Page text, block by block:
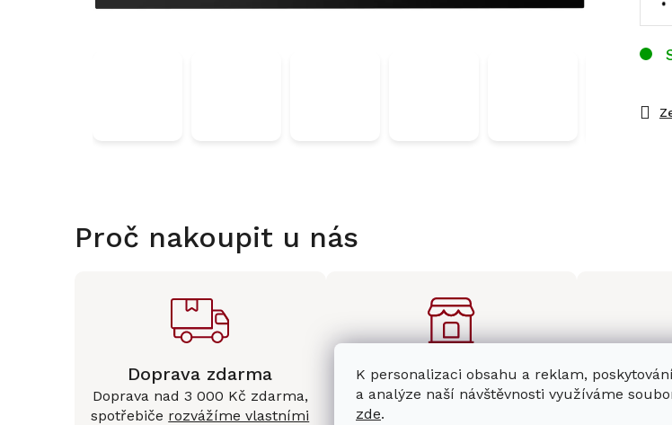
K personalizaci obsahu a reklam,
a analýze naší návštěvnosti využíváme
zde.
Proč nakoupit u nás
Doprava zdarma
Doprava nad 3 000 Kč zdarma,
spotřebiče rozvážíme vlastními
Kamenná prodejna
Mámeshowroomv Hradci
Králové s možností jednoduše u
Jsme